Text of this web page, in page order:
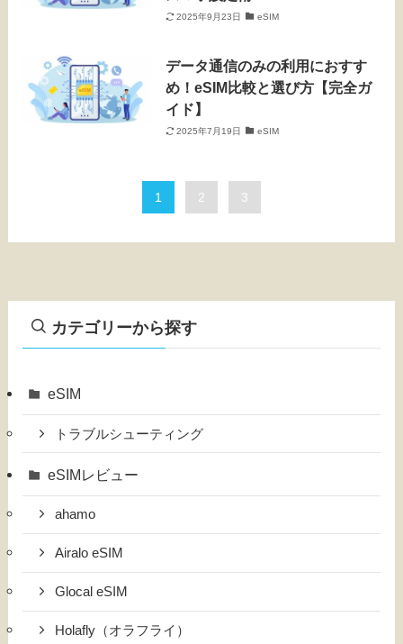
2025年9月23日 eSIM
データ通信のみの利用におすす
め！eSIM比較と選び方【完全ガ
イド】
2025年7月19日 eSIM
1 2 3
カテゴリーから探す
eSIM
トラブルシューティング
eSIMレビュー
ahamo
Airalo eSIM
Glocal eSIM
Holafly（オラフライ）